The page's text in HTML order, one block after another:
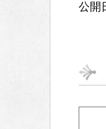
公開